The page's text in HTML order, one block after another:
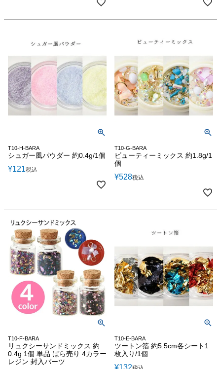
T10-H-BARA
シュガー風パウダー 約0.4g/1個
¥121税込
T10-G-BARA
ビューティーミックス 約1.8g/1
個
¥528税込
T10-F-BARA
リュクシーサンドミックス 約
0.4g 1個 単品 ばら売り 4カラー
レジン 封入パーツ
T10-E-BARA
ツートン箔 約5.5cm各シート1
枚入り/1個
¥132